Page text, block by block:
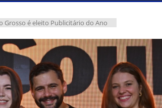
Grosso é eleito Publicitário do Ano